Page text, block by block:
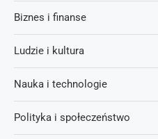
Biznes i finanse
Ludzie i kultura
Nauka i technologie
Polityka i społeczeństwo